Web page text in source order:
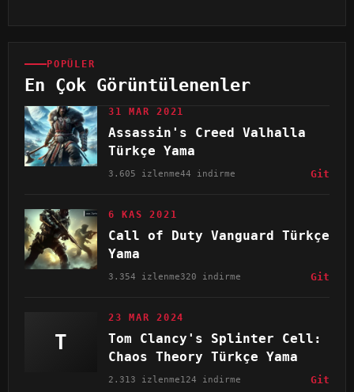
POPÜLER
En Çok Görüntülenenler
31 MAR 2021
Assassin's Creed Valhalla
Türkçe Yama
3.605 izlenme44 indirme Git
6 KAS 2021
Call of Duty Vanguard Türkçe
Yama
3.354 izlenme320 indirme Git
T
23 MAR 2024
Tom Clancy's Splinter Cell:
Chaos Theory Türkçe Yama
2.313 izlenme124 indirme Git